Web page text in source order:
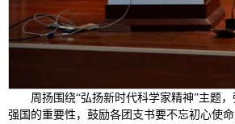
周扬围绕“弘扬新时代科学家精神”主题
强国的重要性，鼓励各团支书要不忘初心使